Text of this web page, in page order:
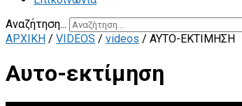
Αναζήτηση...
ΑΡΧΙΚΗ / VIDEOS / videos / ΑΥΤΟ-ΕΚΤΊΜΗΣΗ
Αυτο-εκτίμηση